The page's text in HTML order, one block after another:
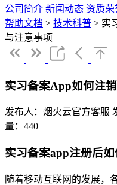
公司简介 新闻动态 资质荣
帮助文档 > 技术科普 > 实
与注意事项
实习备案App如何注
发布人：烟火云官方客服
量：440
实习备案app注册后
随着移动互联网的发展，